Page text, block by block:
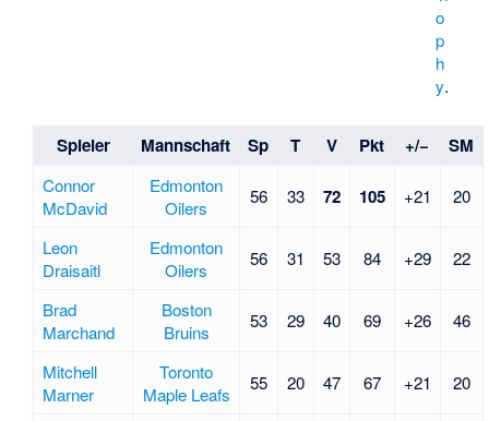
o
p
h
y.
Spieler Mannschaft Sp T V Pkt +/− SM
Connor
McDavid
Edmonton
Oilers
56 33 72 105 +21 20
Leon
Draisaitl
Edmonton
Oilers
56 31 53 84 +29 22
Brad
Marchand
Boston
Bruins
53 29 40 69 +26 46
Mitchell
Marner
Toronto
Maple Leafs
55 20 47 67 +21 20